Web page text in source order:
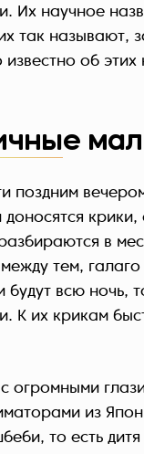
Их научное
так называют,
об
поздним
в
тем,
всю ночь,
К их крикам
огромными
из
то есть